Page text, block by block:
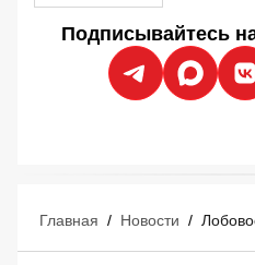
Подписывайтесь
Главная / Новости /